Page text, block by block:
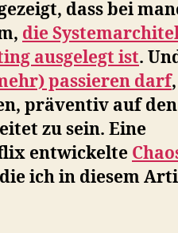
–
dass bei
die
ausgelegt ist.
passieren darf
präventiv auf den
zu sein. Eine
entwickelte
ich in diesem